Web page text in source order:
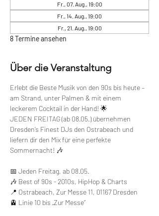
Fr., 07. Aug., 19:00
Fr., 14. Aug., 19:00
Fr., 21. Aug., 19:00
8 Termine ansehen
Über die Veranstaltung
Erlebt die Beste Musik von den 90s bis heute –
am Strand, unter Palmen & mit einem
leckerem Cocktail in der Hand! 🌟
JEDEN FREITAG (ab 08.05.) übernehmen
Dresden’s Finest DJs den Ostrabeach und
liefern dir den Mix für eine perfekte
Sommernacht! 🎶
📅 Jeden Freitag, ab 08.05.
🎶 Best of 90s - 2010s, HipHop & Charts
📍 Ostrabeach, Zur Messe 11, 01167 Dresden
🚊 Linie 10 bis „Zur Messe“